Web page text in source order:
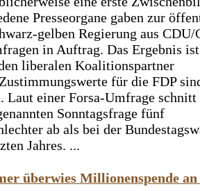
Presseorgane gaben zur
gelben Regierung aus CDU/
in Auftrag. Das Ergebnis ist
liberalen Koalitionspartner
für die FDP
Laut einer Forsa-Umfrage schnitt
Sonntagsfrage fünf
ab als bei der
Jahres. ...
überwies Millionenspende an